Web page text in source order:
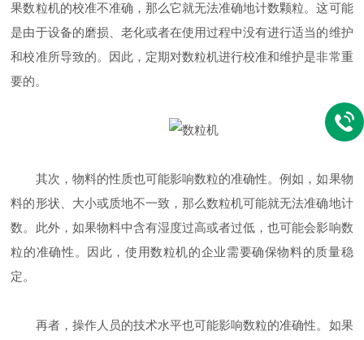
果数粒机的校准不准确，那么它就无法准确地计数颗粒。这可能
是由于设备的磨损、老化或者在使用过程中没有进行适当的维护
和校准所导致的。因此，定期对数粒机进行校准和维护是非常重
要的。
其次，物料的性质也可能影响数粒的准确性。例如，如果物
料的形状、大小或质地不一致，那么数粒机可能就无法准确地计
数。此外，如果物料中含有湿度过高或者过低，也可能会影响数
粒的准确性。因此，使用数粒机的企业需要确保物料的质量稳
定。
再者，操作人员的技术水平也可能影响数粒的准确性。如果